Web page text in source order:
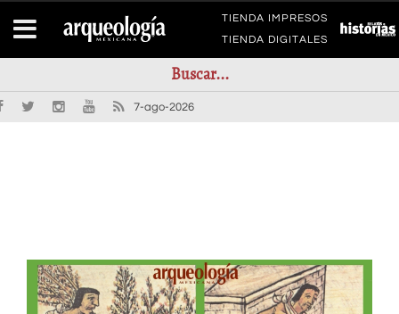
TIENDA IMPRESOS
TIENDA DIGITALES
7-ago-2026